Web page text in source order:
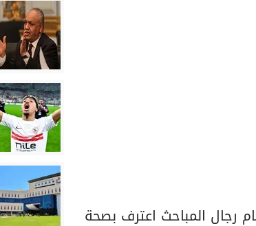
رجال المباحث اعترف بصحة